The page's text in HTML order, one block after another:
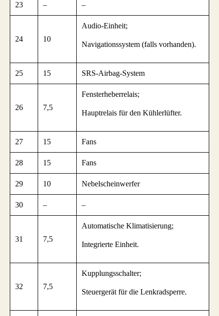
23 – –
24 10
Audio-Einheit;
Navigationssystem (falls vorhanden).
25 15 SRS-Airbag-System
26 7,5
Fensterheberrelais;
Hauptrelais für den Kühlerlüfter.
27 15 Fans
28 15 Fans
29 10 Nebelscheinwerfer
30 – –
31 7,5
Automatische Klimatisierung;
Integrierte Einheit.
32 7,5
Kupplungsschalter;
Steuergerät für die Lenkradsperre.